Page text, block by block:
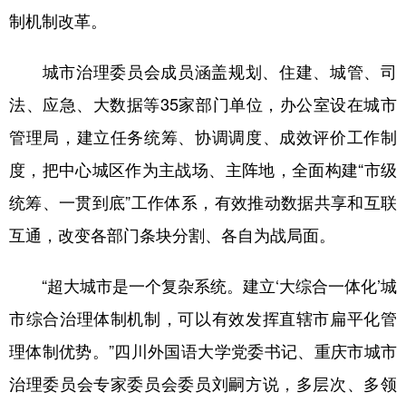
制机制改革。
城市治理委员会成员涵盖规划、住建、城管、司
法、应急、大数据等35家部门单位，办公室设在城市
管理局，建立任务统筹、协调调度、成效评价工作制
度，把中心城区作为主战场、主阵地，全面构建“市级
统筹、一贯到底”工作体系，有效推动数据共享和互联
互通，改变各部门条块分割、各自为战局面。
“超大城市是一个复杂系统。建立‘大综合一体化’城
市综合治理体制机制，可以有效发挥直辖市扁平化管
理体制优势。”四川外国语大学党委书记、重庆市城市
治理委员会专家委员会委员刘嗣方说，多层次、多领